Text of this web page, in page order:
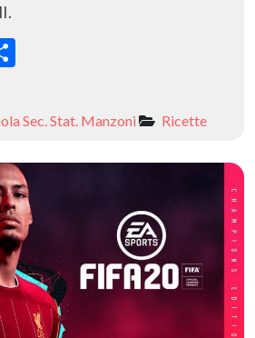
n
vi
di
Sec. Stat. Manzoni Ricette